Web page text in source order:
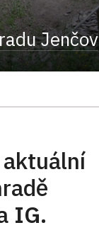
Jenčov
aktuální
IG.